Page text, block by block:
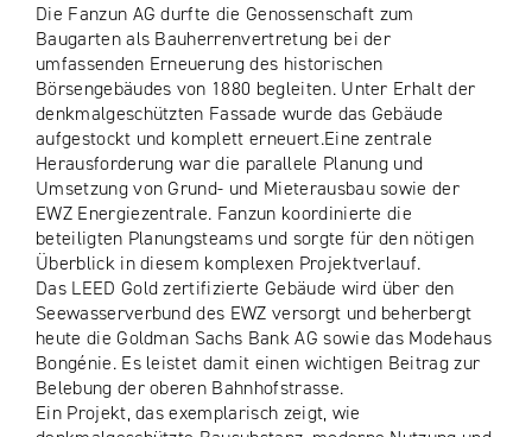
Die Fanzun AG durfte die Genossenschaft zum
Baugarten als Bauherrenvertretung bei der
umfassenden Erneuerung des historischen
Börsengebäudes von 1880 begleiten. Unter Erhalt der
denkmalgeschützten Fassade wurde das Gebäude
aufgestockt und komplett erneuert.Eine zentrale
Herausforderung war die parallele Planung und
Umsetzung von Grund- und Mieterausbau sowie der
EWZ Energiezentrale. Fanzun koordinierte die
beteiligten Planungsteams und sorgte für den nötigen
Überblick in diesem komplexen Projektverlauf.
Das LEED Gold zertifizierte Gebäude wird über den
Seewasserverbund des EWZ versorgt und beherbergt
heute die Goldman Sachs Bank AG sowie das Modehaus
Bongénie. Es leistet damit einen wichtigen Beitrag zur
Belebung der oberen Bahnhofstrasse.
Ein Projekt, das exemplarisch zeigt, wie